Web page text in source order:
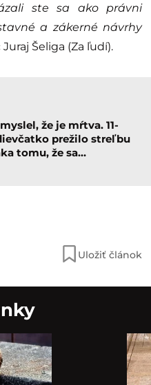
ste sa ako právni
a zákerné návrhy
Šeliga (Za ľudí).
že je mŕtva. 11-
prežilo streľbu
tomu, že sa…
Uložiť článok